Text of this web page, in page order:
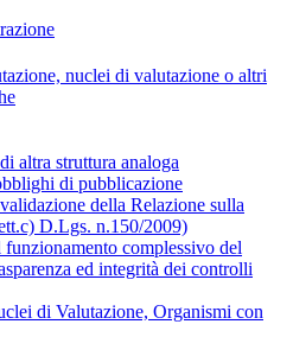
nuclei di valutazione o altri
altra struttura analoga
di pubblicazione
della Relazione sulla
D.Lgs. n.150/2009)
complessivo del
ed integrità dei controlli
di Valutazione, Organismi con